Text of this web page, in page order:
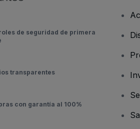
de seguridad de primera
transparentes
con garantía al 100%